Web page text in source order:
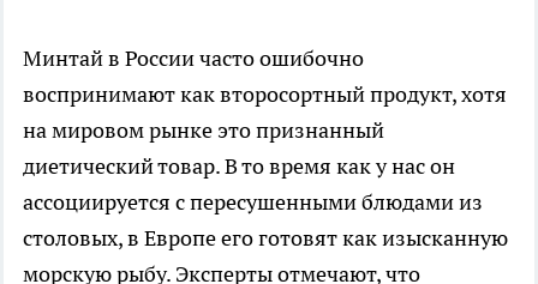
Минтай в России часто ошибочно
воспринимают как второсортный продукт, хотя
на мировом рынке это признанный
диетический товар. В то время как у нас он
ассоциируется с пересушенными блюдами из
столовых, в Европе его готовят как изысканную
морскую рыбу. Эксперты отмечают, что